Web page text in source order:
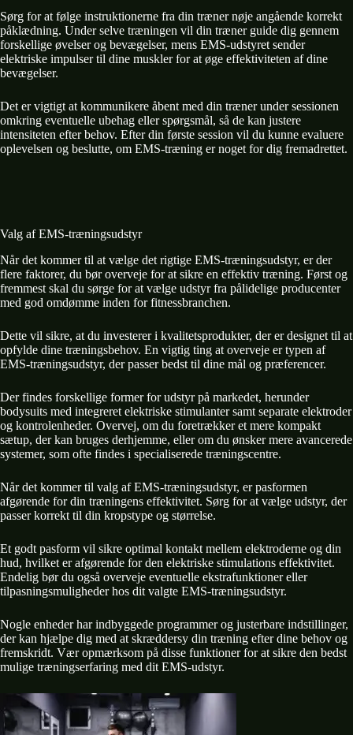
Sørg for at følge instruktionerne fra din træner nøje angående korrekt
påklædning. Under selve træningen vil din træner guide dig gennem
forskellige øvelser og bevægelser, mens EMS-udstyret sender
elektriske impulser til dine muskler for at øge effektiviteten af dine
bevægelser.
Det er vigtigt at kommunikere åbent med din træner under sessionen
omkring eventuelle ubehag eller spørgsmål, så de kan justere
intensiteten efter behov. Efter din første session vil du kunne evaluere
oplevelsen og beslutte, om EMS-træning er noget for dig fremadrettet.
Valg af EMS-træningsudstyr
Når det kommer til at vælge det rigtige EMS-træningsudstyr, er der
flere faktorer, du bør overveje for at sikre en effektiv træning. Først og
fremmest skal du sørge for at vælge udstyr fra pålidelige producenter
med god omdømme inden for fitnessbranchen.
Dette vil sikre, at du investerer i kvalitetsprodukter, der er designet til at
opfylde dine træningsbehov. En vigtig ting at overveje er typen af
EMS-træningsudstyr, der passer bedst til dine mål og præferencer.
Der findes forskellige former for udstyr på markedet, herunder
bodysuits med integreret elektriske stimulanter samt separate elektroder
og kontrolenheder. Overvej, om du foretrækker et mere kompakt
sætup, der kan bruges derhjemme, eller om du ønsker mere avancerede
systemer, som ofte findes i specialiserede træningscentre.
Når det kommer til valg af EMS-træningsudstyr, er pasformen
afgørende for din træningens effektivitet. Sørg for at vælge udstyr, der
passer korrekt til din kropstype og størrelse.
Et godt pasform vil sikre optimal kontakt mellem elektroderne og din
hud, hvilket er afgørende for den elektriske stimulations effektivitet.
Endelig bør du også overveje eventuelle ekstrafunktioner eller
tilpasningsmuligheder hos dit valgte EMS-træningsudstyr.
Nogle enheder har indbyggede programmer og justerbare indstillinger,
der kan hjælpe dig med at skræddersy din træning efter dine behov og
fremskridt. Vær opmærksom på disse funktioner for at sikre den bedst
mulige træningserfaring med dit EMS-udstyr.